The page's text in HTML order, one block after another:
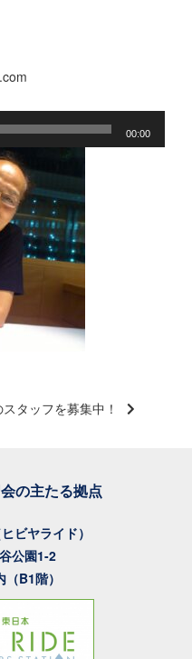
00:00
タッフを募集中！
の主たる拠点
ビヤライド）
公園1-2
B1階）